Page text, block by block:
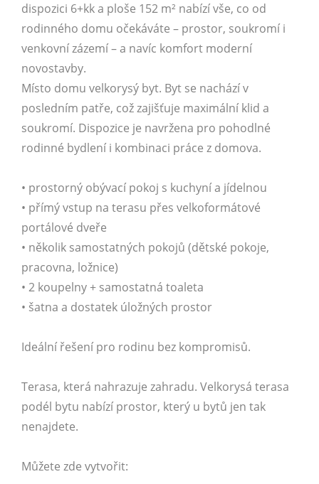
dispozici 6+kk a ploše 152 m² nabízí vše, co od
rodinného domu očekáváte – prostor, soukromí i
venkovní zázemí – a navíc komfort moderní
novostavby.
Místo domu velkorysý byt. Byt se nachází v
posledním patře, což zajišťuje maximální klid a
soukromí. Dispozice je navržena pro pohodlné
rodinné bydlení i kombinaci práce z domova.
• prostorný obývací pokoj s kuchyní a jídelnou
• přímý vstup na terasu přes velkoformátové
portálové dveře
• několik samostatných pokojů (dětské pokoje,
pracovna, ložnice)
• 2 koupelny + samostatná toaleta
• šatna a dostatek úložných prostor
Ideální řešení pro rodinu bez kompromisů.
Terasa, která nahrazuje zahradu. Velkorysá terasa
podél bytu nabízí prostor, který u bytů jen tak
nenajdete.
Můžete zde vytvořit: